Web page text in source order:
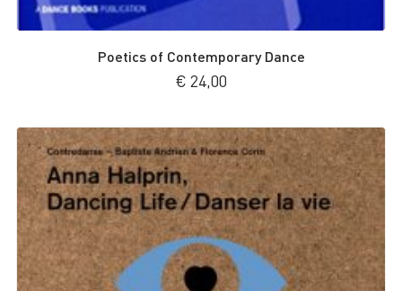
Poetics of Contemporary Dance
€ 24,00